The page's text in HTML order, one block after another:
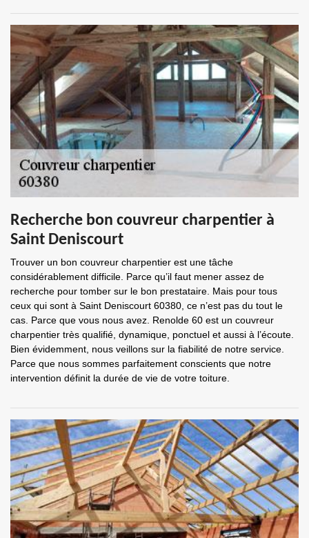
Recherche bon couvreur charpentier à
Saint Deniscourt
Trouver un bon couvreur charpentier est une tâche
considérablement difficile. Parce qu’il faut mener assez de
recherche pour tomber sur le bon prestataire. Mais pour tous
ceux qui sont à Saint Deniscourt 60380, ce n’est pas du tout le
cas. Parce que vous nous avez. Renolde 60 est un couvreur
charpentier très qualifié, dynamique, ponctuel et aussi à l’écoute.
Bien évidemment, nous veillons sur la fiabilité de notre service.
Parce que nous sommes parfaitement conscients que notre
intervention définit la durée de vie de votre toiture.